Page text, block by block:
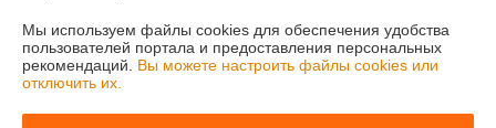
Мы используем файлы cookies для обеспечения удобства
пользователей портала и предоставления персональных
рекомендаций. Вы можете настроить файлы cookies или
отключить их.